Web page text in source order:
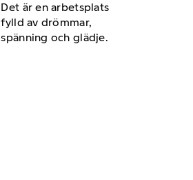
Det är en arbetsplats
fylld av drömmar,
spänning och glädje.